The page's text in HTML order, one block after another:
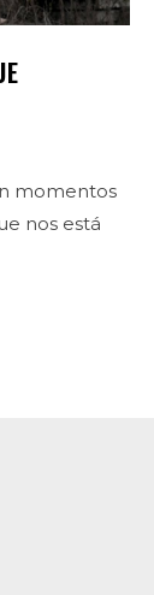
momentos
nos está